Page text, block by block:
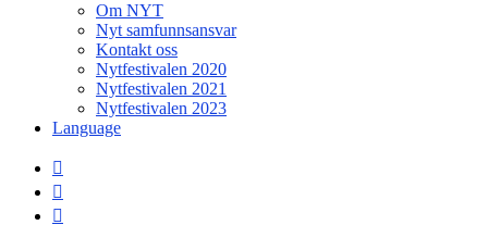
Om NYT
Nyt samfunnsansvar
Kontakt oss
Nytfestivalen 2020
Nytfestivalen 2021
Nytfestivalen 2023
Language